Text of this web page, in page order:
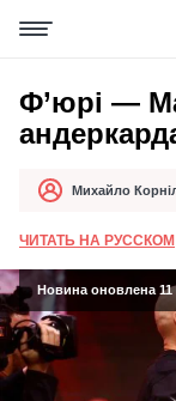
Ф’юрі —
АвторМихайло
Дата публікації
ЧИТАТЬ НА РУССКОМ
Новина оновлена 11